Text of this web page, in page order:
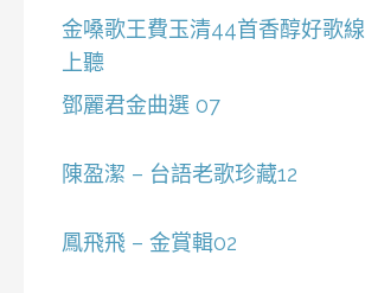
金嗓歌王費玉清44首香醇好歌線
上聽
鄧麗君金曲選 07
陳盈潔 – 台語老歌珍藏12
鳳飛飛 – 金賞輯02